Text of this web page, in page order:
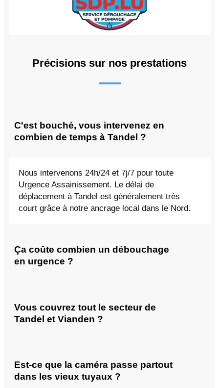
Précisions sur nos prestations
C'est bouché, vous intervenez en
combien de temps à Tandel ?
Nous intervenons 24h/24 et 7j/7 pour toute
Urgence Assainissement. Le délai de
déplacement à Tandel est généralement très
court grâce à notre ancrage local dans le Nord.
Ça coûte combien un débouchage
en urgence ?
Vous couvrez tout le secteur de
Tandel et Vianden ?
Est-ce que la caméra passe partout
dans les vieux tuyaux ?